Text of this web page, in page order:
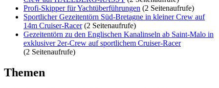
Profi-Skipper für Yachtüberführungen (2 Seitenaufrufe)
Sportlicher Gezeitentörn Süd-Bretagne in kleiner Crew auf
14m Cruiser-Racer(2 Seitenaufrufe)
Gezeitentörn zu den Englischen Kanalinseln ab Saint-Malo in
exklusiver 2er-Crew auf sportlichem Cruiser-Racer
(2 Seitenaufrufe)
Themen